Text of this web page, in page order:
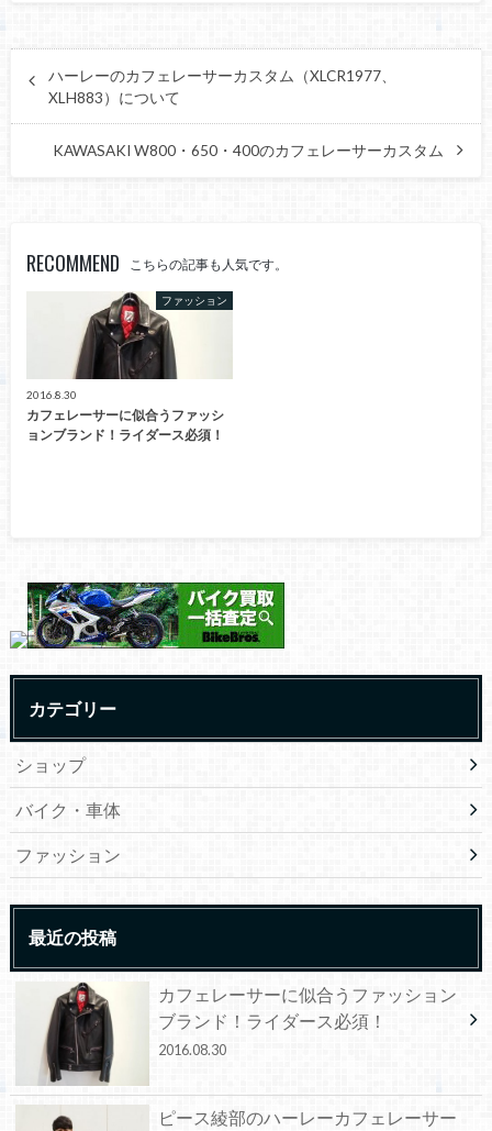
ハーレーのカフェレーサーカスタム（XLCR1977、
XLH883）について
KAWASAKI W800・650・400のカフェレーサーカスタム
RECOMMEND こちらの記事も人気です。
ファッション
2016.8.30
カフェレーサーに似合うファッシ
ョンブランド！ライダース必須！
カテゴリー
ショップ
バイク・車体
ファッション
最近の投稿
カフェレーサーに似合うファッション
ブランド！ライダース必須！
2016.08.30
ピース綾部のハーレーカフェレーサー